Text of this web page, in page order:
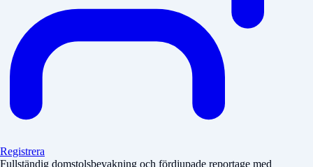
Registrera
Fullständig domstolsbevakning och fördjupade reportage med